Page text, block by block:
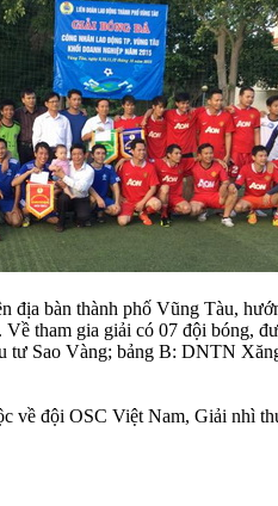
địa bàn thành phố Vũng Tàu,
tham gia giải có 07 đội bóng,
Sao Vàng; bảng B: DNTN
về đội OSC Việt Nam, Giải nhì